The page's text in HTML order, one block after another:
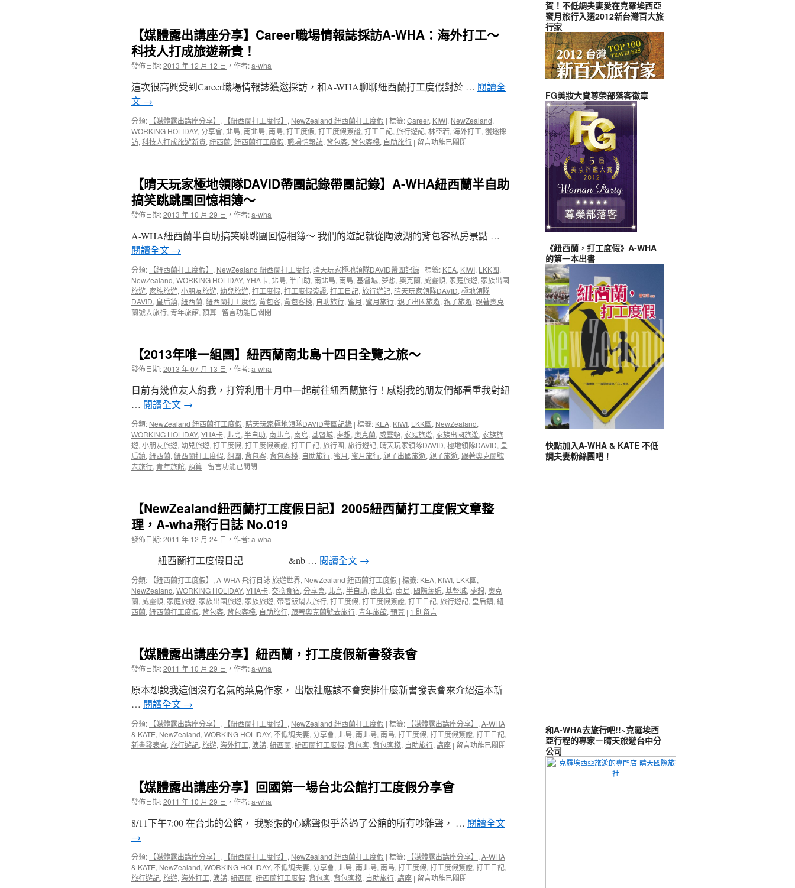
錄】
A-
蘭
半
搞
笑
跳
精
裝
爐
啦！〉
【媒體露出講座分享】Career職場情報誌採訪A-WHA：海外打工～
科技人打成旅遊新貴！
發佈日期:2013 年 12 月 12 日 ， 作者:a-wha
這次很高興受到Career職場情報誌獲邀採訪，和A-WHA聊聊紐西蘭打工度假對於 … 閱讀全
文 →
分類: 【媒體露出講座分享】 , 【紐西蘭打工度假】 , NewZealand 紐西蘭打工度假 | 標籤:Career, KIWI, NewZealand,
WORKING HOLIDAY, 分享會, 北島, 南北島, 南島, 打工度假, 打工度假簽證, 打工日記, 旅行遊記, 林亞若, 海外打工, 獲邀採
訪, 科技人打成旅遊新貴, 紐西蘭, 紐西蘭打工度假, 職場情報誌, 背包客, 背包客棧, 自助旅行 | 在
出
Career
情
報
誌
採
外
～
科
打
成
旅
遊
留言功能已關閉
【晴天玩家極地領隊DAVID帶團記錄帶團記錄】A-WHA紐西蘭半自助
搞笑跳跳團回憶相簿～
發佈日期:2013 年 10 月 29 日 ， 作者:a-wha
A-WHA紐西蘭半自助搞笑跳跳團回憶相簿～ 我們的遊記就從陶波湖的背包客私房景點 …
閱讀全文 →
分類: 【紐西蘭打工度假】 , NewZealand 紐西蘭打工度假, 晴天玩家極地領隊DAVID帶團記錄 | 標籤: KEA, KIWI, LKK團,
NewZealand, WORKING HOLIDAY, YHA卡, 北島, 半自助, 南北島, 南島, 基督城, 夢想, 奧克蘭, 威靈頓, 家庭旅遊, 家族出國
旅遊, 家族旅遊, 小朋友旅遊, 幼兒旅遊, 打工度假, 打工度假簽證, 打工日記, 旅行遊記, 晴天玩家領隊DAVID, 極地領隊
DAVID, 皇后鎮, 紐西蘭, 紐西蘭打工度假, 背包客, 背包客棧, 自助旅行, 蜜月, 蜜月旅行, 親子出國旅遊, 親子旅遊, 跟著奧克
蘭號去旅行, 青年旅館, 預算 | 在
家
極
地
領
隊
團
記
錄
帶
團
A-
WHA
紐
西
蘭
半
自
助
搞
笑
跳
憶
相
簿
～〉
中
留言功能已關閉
【2013年唯一組團】紐西蘭南北島十四日全覽之旅～
發佈日期:2013 年 07 月 13 日 ， 作者:a-wha
日前有幾位友人約我，打算利用十月中一起前往紐西蘭旅行！感謝我的朋友們都看重我對紐
… 閱讀全文 →
分類: NewZealand 紐西蘭打工度假, 晴天玩家極地領隊DAVID帶團記錄 | 標籤: KEA, KIWI, LKK團, NewZealand,
WORKING HOLIDAY, YHA卡, 北島, 半自助, 南北島, 南島, 基督城, 夢想, 奧克蘭, 威靈頓, 家庭旅遊, 家族出國旅遊, 家族旅
遊, 小朋友旅遊, 幼兒旅遊, 打工度假, 打工度假簽證, 打工日記, 旅行團, 旅行遊記, 晴天玩家領隊DAVID, 極地領隊DAVID, 皇
后鎮, 紐西蘭, 紐西蘭打工度假, 組團, 背包客, 背包客棧, 自助旅行, 蜜月, 蜜月旅行, 親子出國旅遊, 親子旅遊, 跟著奧克蘭號
去旅行, 青年旅館, 預算 | 在
一
組
團】
紐
蘭
北
島
十
四
覽
之
旅
中
留言功能已關閉
【NewZealand紐西蘭打工度假日記】2005紐西蘭打工度假文章整
理，A-wha飛行日誌 No.019
發佈日期:2011 年 12 月 24 日 ， 作者:a-wha
____ 紐西蘭打工度假日記________ &nb … 閱讀全文 →
分類: 【紐西蘭打工度假】 , A-WHA 飛行日誌 旅遊世界, NewZealand 紐西蘭打工度假 | 標籤: KEA, KIWI, LKK團,
NewZealand, WORKING HOLIDAY, YHA卡, 交換食宿, 分享會, 北島, 半自助, 南北島, 南島, 國際駕照, 基督城, 夢想, 奧克
蘭, 威靈頓, 家庭旅遊, 家族出國旅遊, 家族旅遊, 帶著飯鍋去旅行, 打工度假, 打工度假簽證, 打工日記, 旅行遊記, 皇后鎮, 紐
西蘭, 紐西蘭打工度假, 背包客, 背包客棧, 自助旅行, 跟著奧克蘭號去旅行, 青年旅館, 預算 | 1 則留言
【媒體露出講座分享】紐西蘭，打工度假新書發表會
發佈日期:2011 年 10 月 29 日 ， 作者:a-wha
原本想說我這個沒有名氣的菜鳥作家， 出版社應該不會安排什麼新書發表會來介紹這本新
… 閱讀全文 →
分類: 【媒體露出講座分享】 , 【紐西蘭打工度假】 , NewZealand 紐西蘭打工度假 | 標籤: 【媒體露出講座分享】 , A-WHA
& KATE, NewZealand, WORKING HOLIDAY, 不低調夫妻, 分享會, 北島, 南北島, 南島, 打工度假, 打工度假簽證, 打工日記,
新書發表會, 旅行遊記, 旅遊, 海外打工, 演講, 紐西蘭, 紐西蘭打工度假, 背包客, 背包客棧, 自助旅行, 講座 | 在
享】
蘭，
打
工
留言功能已關閉
【媒體露出講座分享】回國第一場台北公館打工度假分享會
發佈日期:2011 年 10 月 29 日 ， 作者:a-wha
8/11下午7:00 在台北的公館， 我緊張的心跳聲似乎蓋過了公館的所有吵雜聲， … 閱讀全文
→
分類: 【媒體露出講座分享】 , 【紐西蘭打工度假】 , NewZealand 紐西蘭打工度假 | 標籤: 【媒體露出講座分享】 , A-WHA
& KATE, NewZealand, WORKING HOLIDAY, 不低調夫妻, 分享會, 北島, 南北島, 南島, 打工度假, 打工度假簽證, 打工日記,
旅行遊記, 旅遊, 海外打工, 演講, 紐西蘭, 紐西蘭打工度假, 背包客, 背包客棧, 自助旅行, 講座 | 在
留言功能已關閉
賀！不低調夫妻愛在克羅埃西亞
蜜月旅行入選2012新台灣百大旅
行家
FG美妝大賞尊榮部落客徽章
《紐西蘭，打工度假》A-WHA
的第一本出書
快點加入A-WHA & KATE 不低
調夫妻粉絲團吧！
和A-WHA去旅行吧!!~克羅埃西
亞行程的專家－晴天旅遊台中分
公司